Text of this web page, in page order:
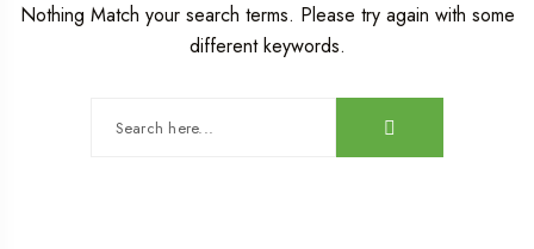
Nothing Match your search terms. Please try again with some
different keywords.